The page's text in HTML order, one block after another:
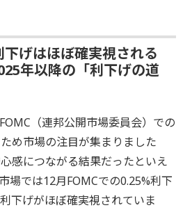
下げはほぼ確実視される
年以降の「利下げの道
（連邦公開市場委員会）での
め市場の注目が集まりました
感につながる結果だったといえ
場では12月FOMCでの0.25%利下
下げがほぼ確実視されていま